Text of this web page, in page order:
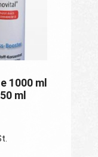
1000 ml
ml